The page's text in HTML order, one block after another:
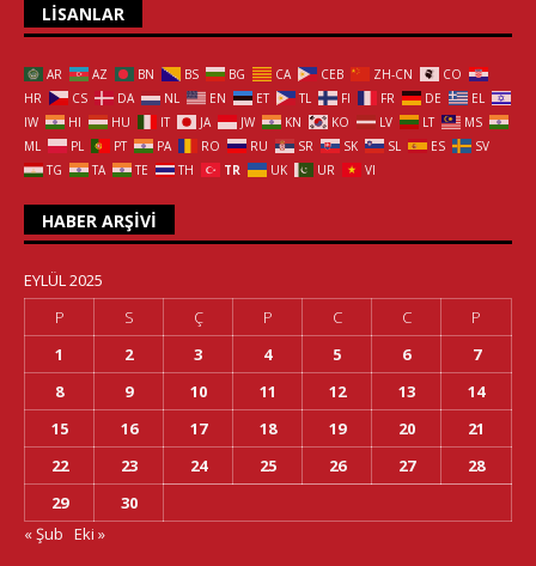
LISANLAR
AR AZ BN BS BG CA CEB ZH-CN
CO
HR
CS DA NL EN ET TL FI FR DE
EL
IW
HI HU IT JA JW KN KO LV LT
MS
ML
PL PT PA RO RU SR SK SL ES
SV
TG
TA TE TH TR UK UR VI
HABER ARŞIVI
EYLÜL 2025
P
S Ç P C C
P
1
2 3 4 5 6
7
8
9 10 11 12 13
14
15
16 17 18 19 20
21
22
23 24 25 26 27
28
29
30
« Şub Eki »